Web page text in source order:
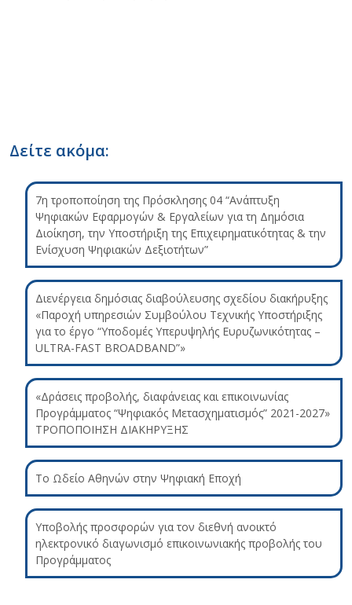
Δείτε ακόμα:
7η τροποποίηση της Πρόσκλησης 04 “Ανάπτυξη
Ψηφιακών Εφαρμογών & Εργαλείων για τη Δημόσια
Διοίκηση, την Υποστήριξη της Επιχειρηματικότητας & την
Ενίσχυση Ψηφιακών Δεξιοτήτων”
Διενέργεια δημόσιας διαβούλευσης σχεδίου διακήρυξης
«Παροχή υπηρεσιών Συμβούλου Τεχνικής Υποστήριξης
για το έργο “Υποδομές Υπερυψηλής Ευρυζωνικότητας –
ULTRA-FAST BROADBAND”»
«Δράσεις προβολής, διαφάνειας και επικοινωνίας
Προγράμματος “Ψηφιακός Μετασχηματισμός” 2021-2027»
ΤΡΟΠΟΠΟΙΗΣΗ ΔΙΑΚΗΡΥΞΗΣ
Το Ωδείο Αθηνών στην Ψηφιακή Εποχή
Υποβολής προσφορών για τον διεθνή ανοικτό
ηλεκτρονικό διαγωνισμό επικοινωνιακής προβολής του
Προγράμματος